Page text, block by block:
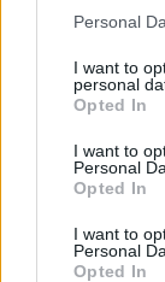
Personal
I want to
personal
Opted In
I want to
Personal
Opted In
I want to
Personal
Opted In
Amos